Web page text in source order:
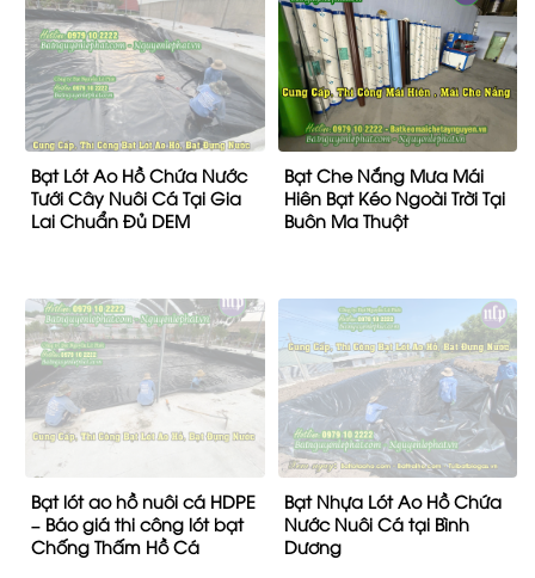
Bạt Lót Ao Hồ Chứa Nước
Tưới Cây Nuôi Cá Tại Gia
Lai Chuẩn Đủ DEM
Bạt Che Nắng Mưa Mái
Hiên Bạt Kéo Ngoài Trời Tại
Buôn Ma Thuột
Bạt lót ao hồ nuôi cá HDPE
– Báo giá thi công lót bạt
Chống Thấm Hồ Cá
Bạt Nhựa Lót Ao Hồ Chứa
Nước Nuôi Cá tại Bình
Dương